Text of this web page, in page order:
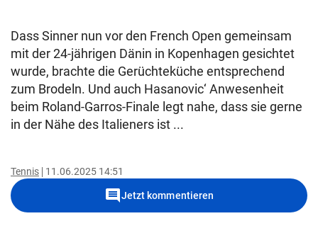
Dass Sinner nun vor den French Open gemeinsam
mit der 24-jährigen Dänin in Kopenhagen gesichtet
wurde, brachte die Gerüchteküche entsprechend
zum Brodeln. Und auch Hasanovic‘ Anwesenheit
beim Roland-Garros-Finale legt nahe, dass sie gerne
in der Nähe des Italieners ist ...
Tennis 11.06.2025 14:51
commentJetzt kommentieren